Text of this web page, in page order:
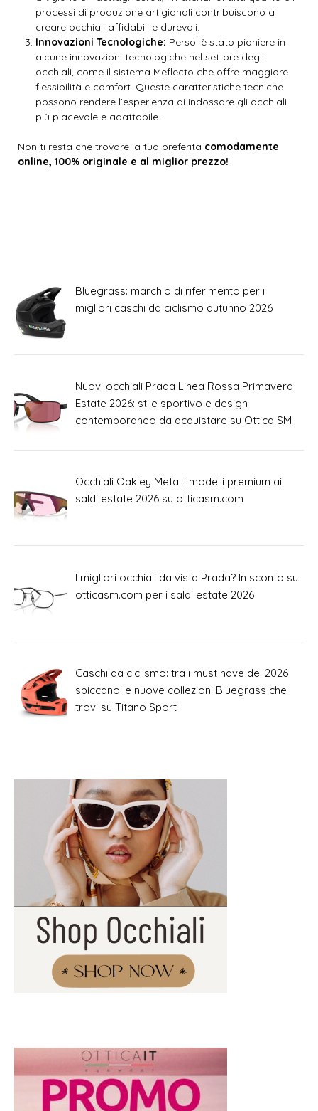
processi di produzione artigianali contribuiscono a
creare occhiali affidabili e durevoli.
Innovazioni Tecnologiche: Persol è stato pioniere in
alcune innovazioni tecnologiche nel settore degli
occhiali, come il sistema Meflecto che offre maggiore
flessibilità e comfort. Queste caratteristiche tecniche
possono rendere l’esperienza di indossare gli occhiali
più piacevole e adattabile.
Non ti resta che trovare la tua preferita comodamente
online, 100% originale e al miglior prezzo!
Bluegrass: marchio di riferimento per i
migliori caschi da ciclismo autunno 2026
Nuovi occhiali Prada Linea Rossa Primavera
Estate 2026: stile sportivo e design
contemporaneo da acquistare su Ottica SM
Occhiali Oakley Meta: i modelli premium ai
saldi estate 2026 su otticasm.com
I migliori occhiali da vista Prada? In sconto su
otticasm.com per i saldi estate 2026
Caschi da ciclismo: tra i must have del 2026
spiccano le nuove collezioni Bluegrass che
trovi su Titano Sport